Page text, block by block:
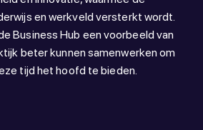
en werkveld versterkt wordt.
Business Hub een voorbeeld van
beter kunnen samenwerken om
tijd het hoofd te bieden.